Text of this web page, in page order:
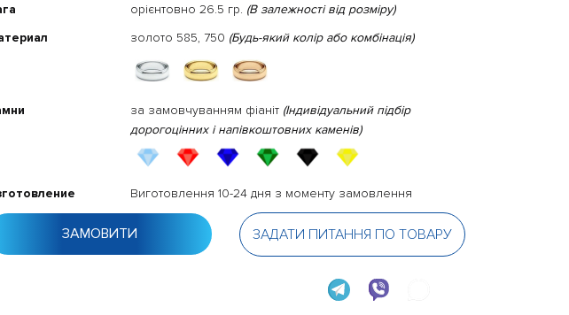
орієнтовно 26.5 гр. (В залежності від розміру)
золото 585, 750 (Будь-який колір або комбінація)
за замовчуванням фіаніт (Індивідуальний підбір
дорогоцінних і напівкоштовних каменів)
Виготовлення 10-24 дня з моменту замовлення
ЗАМОВИТИ ЗАДАТИ ПИТАННЯ ПО ТОВАРУ